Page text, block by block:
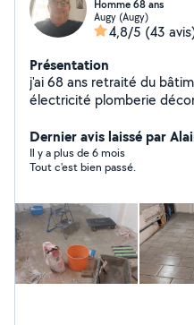
Homme 68 ans
Augy (Augy)
4,8/5 (43
Présentation
j'ai 68 ans retraité du
électricité plomberie
pose de cadres tringle a
Dernier avis laissé par
Il y a plus de 6 mois
Tout c'est bien passé.